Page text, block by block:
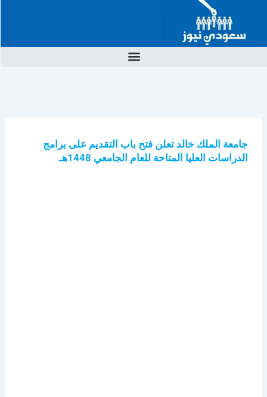
المحتوى
جامعة الملك خالد تعلن فتح باب التقديم على برامج
الدراسات العليا المتاحة للعام الجامعي 1448هـ